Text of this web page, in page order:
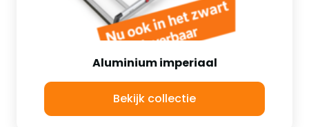
Aluminium imperiaal
Bekijk collectie